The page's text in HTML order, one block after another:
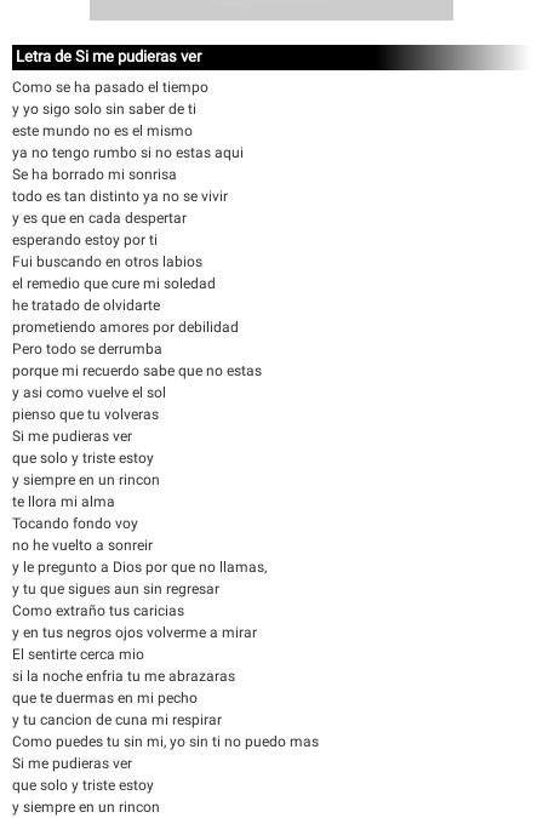
Letra de Si me pudieras ver
Como se ha pasado el tiempo
y yo sigo solo sin saber de ti
este mundo no es el mismo
ya no tengo rumbo si no estas aqui
Se ha borrado mi sonrisa
todo es tan distinto ya no se vivir
y es que en cada despertar
esperando estoy por ti
Fui buscando en otros labios
el remedio que cure mi soledad
he tratado de olvidarte
prometiendo amores por debilidad
Pero todo se derrumba
porque mi recuerdo sabe que no estas
y asi como vuelve el sol
pienso que tu volveras
Si me pudieras ver
que solo y triste estoy
y siempre en un rincon
te llora mi alma
Tocando fondo voy
no he vuelto a sonreir
y le pregunto a Dios por que no llamas,
y tu que sigues aun sin regresar
Como extraño tus caricias
y en tus negros ojos volverme a mirar
El sentirte cerca mio
si la noche enfria tu me abrazaras
que te duermas en mi pecho
y tu cancion de cuna mi respirar
Como puedes tu sin mi, yo sin ti no puedo mas
Si me pudieras ver
que solo y triste estoy
y siempre en un rincon